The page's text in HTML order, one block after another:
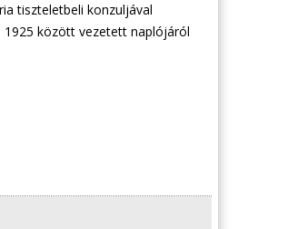
tiszteletbeli konzuljával
1925 között vezetett naplójáról